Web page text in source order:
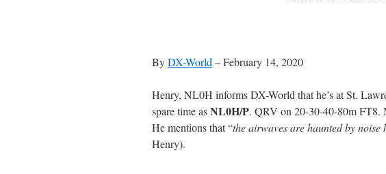
ByDX-World –February 14, 2020
Henry, NL0H informs DX-World that he’s at St.
spare time asNL0H/P. QRV on 20-30-40-80m FT8.
He mentions that “the airwaves are haunted by
Henry).